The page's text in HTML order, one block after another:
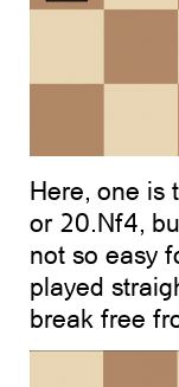
Here, one is
or 20.Nf4,
not so easy
played
break free